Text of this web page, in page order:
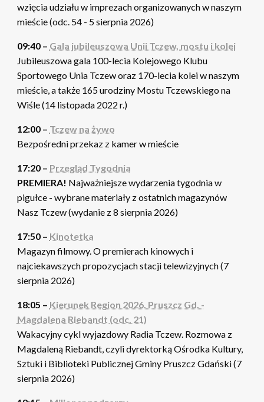
wzięcia udziału w imprezach organizowanych w naszym
mieście (odc. 54 - 5 sierpnia 2026)
09:40 – Gala jubileuszowa Unii Tczew, mostu i kolei
Jubileuszowa gala 100-lecia Kolejowego Klubu
Sportowego Unia Tczew oraz 170-lecia kolei w naszym
mieście, a także 165 urodziny Mostu Tczewskiego na
Wiśle (14 listopada 2022 r.)
12:00 – Tczew na żywo
Bezpośredni przekaz z kamer w mieście
17:20 – Przegląd Tygodnia
PREMIERA! Najważniejsze wydarzenia tygodnia w
pigułce - wybrane materiały z ostatnich magazynów
Nasz Tczew (wydanie z 8 sierpnia 2026)
17:50 – Kinotetka
Magazyn filmowy. O premierach kinowych i
najciekawszych propozycjach stacji telewizyjnych (7
sierpnia 2026)
18:05 – Kierunek Region 2026. Pruszcz Gd. -
Magdalena Riebandt (odc. 21)
Wakacyjny cykl wyjazdowy Radia Tczew. Rozmowa z
Magdaleną Riebandt, czyli dyrektorką Ośrodka Kultury,
Sztuki i Biblioteki Publicznej Gminy Pruszcz Gdański (7
sierpnia 2026)